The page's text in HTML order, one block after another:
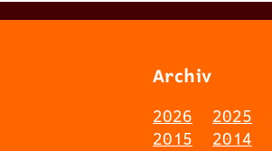
Archiv
2026 2025
2015
2014